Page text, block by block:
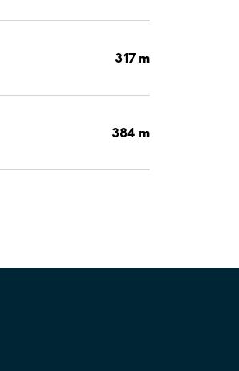
317 m
384 m